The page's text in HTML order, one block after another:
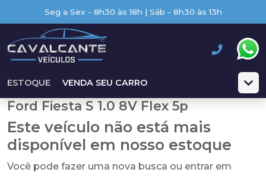
Seg a Sex - 8h30 às 18h | Sáb - 8h30 às 13h
ESTOQUE VENDA SEU CARRO
Ford Fiesta S 1.0 8V Flex 5p
Este veículo não está mais
disponível em nosso estoque
Você pode fazer uma nova busca ou entrar em